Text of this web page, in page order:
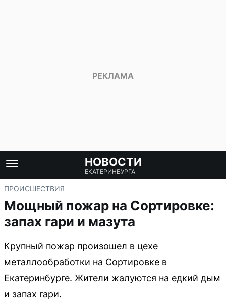
НОВОСТИ
ЕКАТЕРИНБУРГА
ПРОИСШЕСТВИЯ
Мощный пожар на Сортировке:
запах гари и мазута
Крупный пожар произошел в цехе
металлообработки на Сортировке в
Екатеринбурге. Жители жалуются на едкий дым
и запах гари.